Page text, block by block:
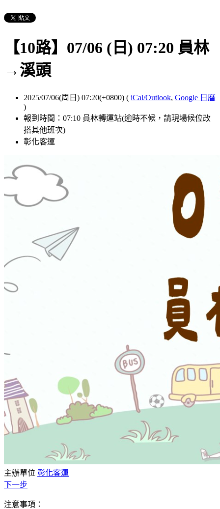
【10路】07/06 (日) 07:20 員林
→溪頭
2025/07/06(周日) 07:20(+0800) ( iCal/Outlook, Google 日曆
)
報到時間：07:10 員林轉運站(逾時不候，請現場候位改
搭其他班次)
彰化客運
主辦單位 彰化客運
下一步
注意事項：